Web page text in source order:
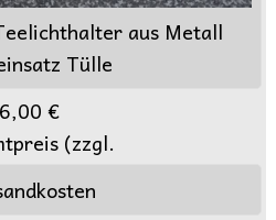
aus Metall
Tülle
6,00 €
(zzgl.